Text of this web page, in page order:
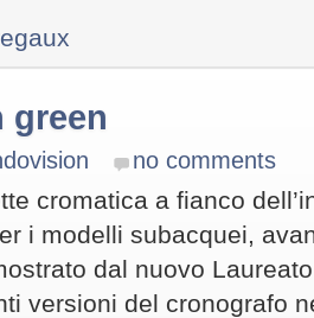
green
no comments
cromatica a fianco
i modelli subacquei,
dal nuovo
versioni del cronografo